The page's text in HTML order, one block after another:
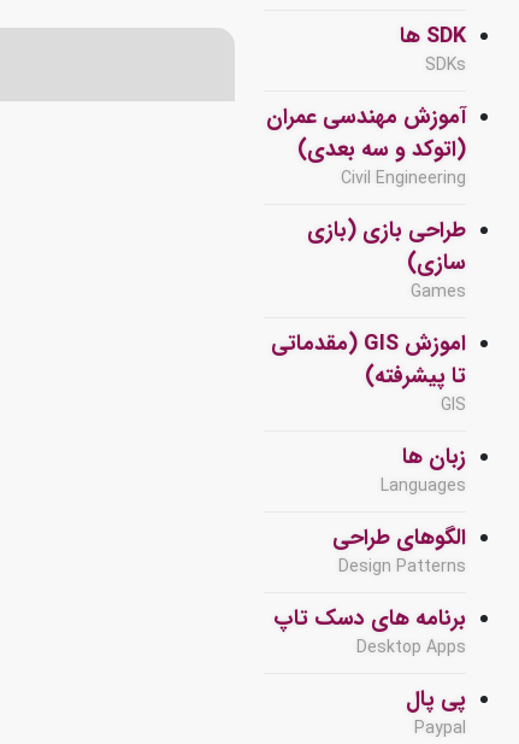
SDK ها
SDKs
آموزش مهندسی عمران
(اتوکد و سه بعدی)
Civil Engineering
طراحی بازی (بازی
سازی)
Games
اموزش GIS (مقدماتی
تا پیشرفته)
GIS
زبان ها
Languages
الگوهای طراحی
Design Patterns
برنامه های دسک تاپ
Desktop Apps
پی پال
Paypal